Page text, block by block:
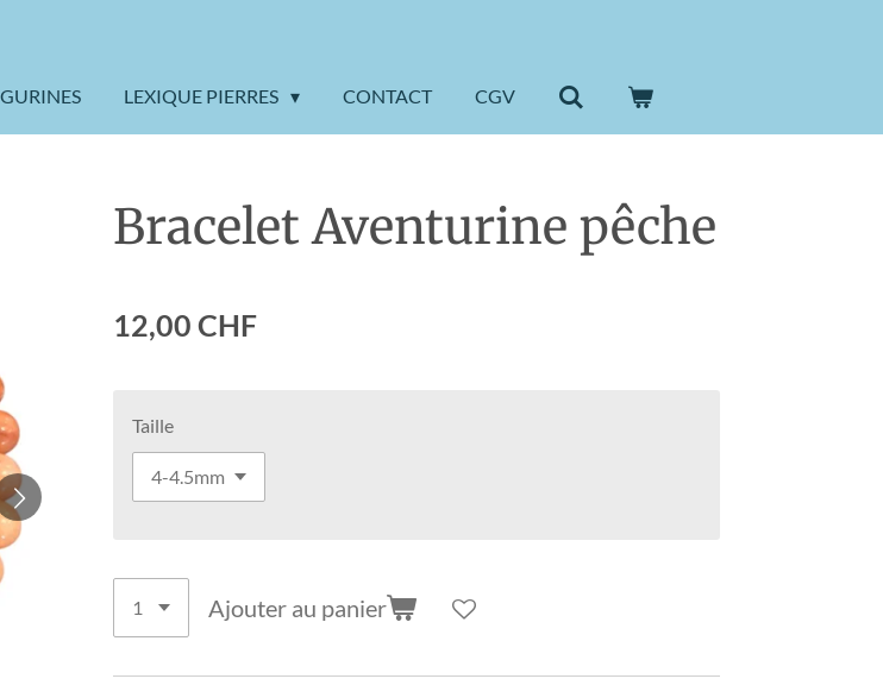
LEXIQUE PIERRES CONTACT CGV
Bracelet Aventurine pêche
12,00 CHF
Taille
Ajouter au panier